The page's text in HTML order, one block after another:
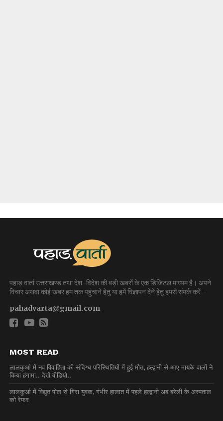
पहाड़ वार्ता उत्तराखण्ड तथा देश-विदेश की बड़ी खबरों के एक डिजिटल माध्यम है। अपने
विचार अथवा कोई खबर हम तक पहुंचाने हेतु या हमें विज्ञापन देने हेतु हमसे संपर्क करें -
pahadvarta@gmail.com
MOST READ
लालकुआं में नव विवाहिता की संदिग्ध परिस्थितियों में हुई मौत, हल्द्वानी से आए मायके वालों ने
किया हंगामा.. देखें वीडियो..
लालकुआं में विद्युत पोल से गिरा युवक, गंभीर हालात में पहले हल्द्वानी अब बरेली के अस्पताल
को रेफर